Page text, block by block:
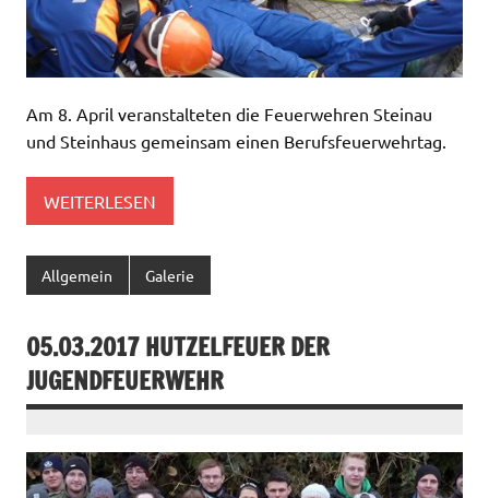
Am 8. April veranstalteten die Feuerwehren Steinau
und Steinhaus gemeinsam einen Berufsfeuerwehrtag.
WEITERLESEN
Allgemein Galerie
05.03.2017 HUTZELFEUER DER
JUGENDFEUERWEHR